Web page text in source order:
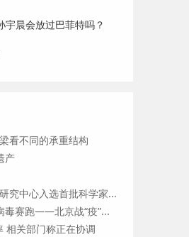
宇晨会放过巴菲特吗？
看不同的承重结构
产
究中心入选首批科学家...
毒赛跑——北京战“疫”...
相关部门称正在协调